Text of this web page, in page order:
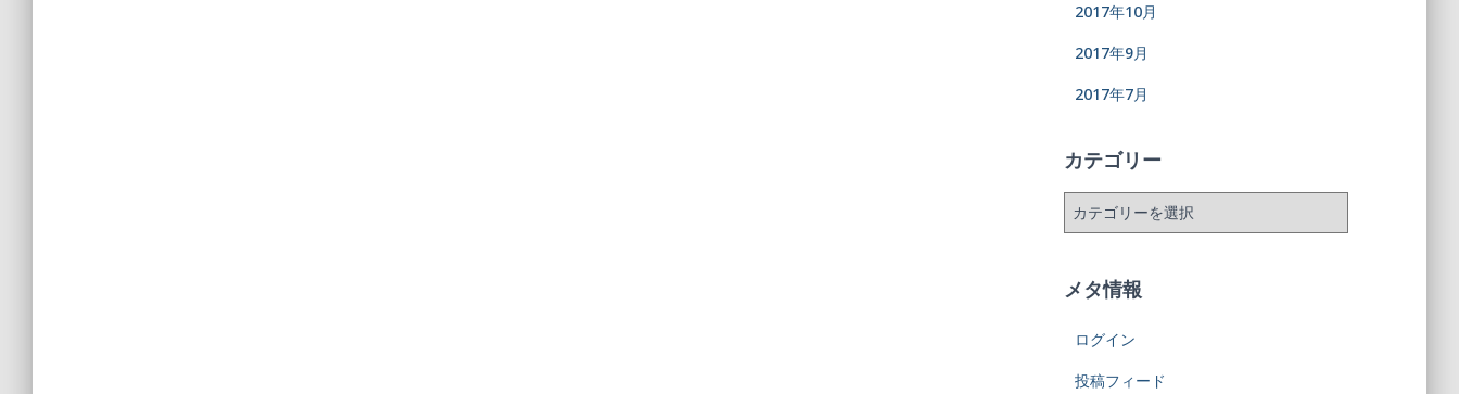
2017年10月
2017年9月
2017年7月
カテゴリー
メタ情報
ログイン
投稿フィード